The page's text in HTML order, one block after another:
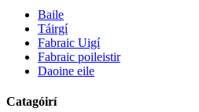
Baile
Táirgí
Fabraic Uigí
Fabraic poileistir
Daoine eile
Catagóirí